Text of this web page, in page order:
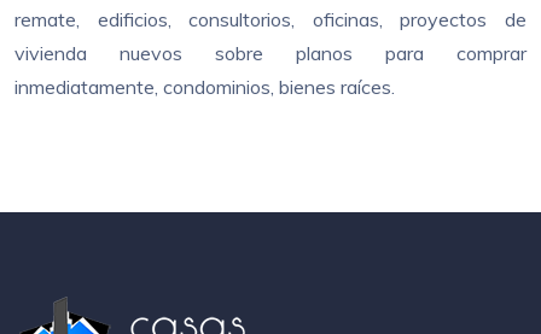
remate, edificios, consultorios, oficinas, proyectos de
vivienda nuevos sobre planos para comprar
inmediatamente, condominios, bienes raíces.